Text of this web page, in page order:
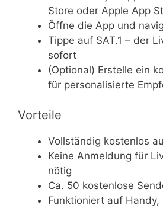
Store oder Apple App
Öffne die App und
Tippe auf SAT.1 – der
sofort
(Optional) Erstelle ein
für personalisierte
Vorteile
Vollständig kostenlos
Keine Anmeldung für
nötig
Ca. 50 kostenlose
Funktioniert auf